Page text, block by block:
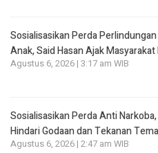
Sosialisasikan Perda
Anak, Said Hasan Ajak
Agustus 6, 2026 | 3:17 am WIB
Sosialisasikan Perda Anti
Hindari Godaan dan Tekanan
Agustus 6, 2026 | 2:47 am WIB